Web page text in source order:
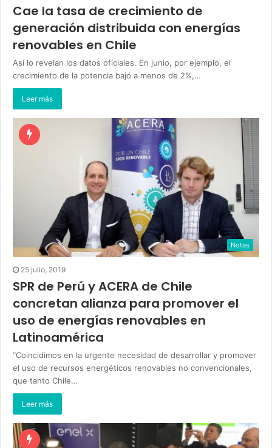
Cae la tasa de crecimiento de
generación distribuida con energías
renovables en Chile
Así lo revelan los datos oficiales. En junio, por ejemplo, el
crecimiento de la potencia bajó a menos de 2%,…
Leer más
Notas
25 julio, 2019
SPR de Perú y ACERA de Chile
concretan alianza para promover el
uso de energías renovables en
Latinoamérica
“Coincidimos en la urgente necesidad de desarrollar y promover
el uso de recursos energéticos renovables no convencionales,
que tanto Chile…
Leer más